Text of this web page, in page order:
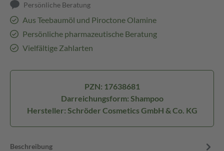
Persönliche Beratung
Aus Teebaumöl und Piroctone Olamine
Persönliche pharmazeutische Beratung
Vielfältige Zahlarten
PZN: 17638681
Darreichungsform: Shampoo
Hersteller: Schröder Cosmetics GmbH & Co. KG
Beschreibung